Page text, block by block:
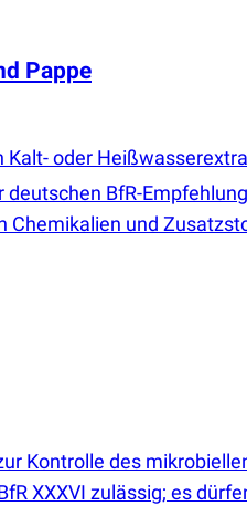
Pappe
Kalt- oder
BfR-
und
Kontrolle des
XXXVI zulässig; es